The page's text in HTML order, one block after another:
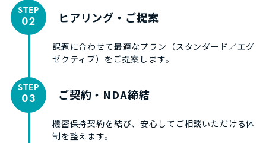
STEP
02 ヒアリング・ご提案
課題に合わせて最適なプラン（スタンダード／エグ
ゼクティブ）をご提案します。
STEP
03 ご契約・NDA締結
機密保持契約を結び、安心してご相談いただける体
制を整えます。